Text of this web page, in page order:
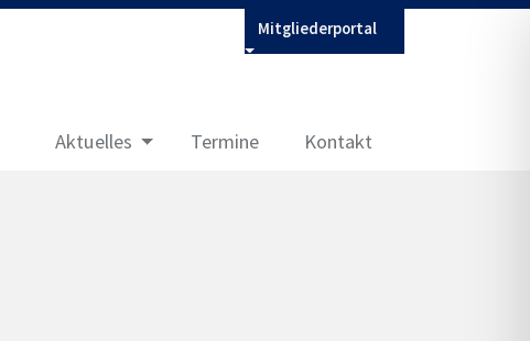
Mitgliederportal
Aktuelles Termine Kontakt